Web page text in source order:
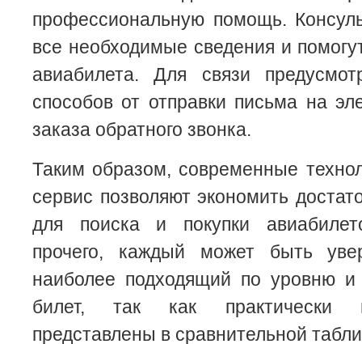
профессиональную помощь.
все необходимые сведения и
авиабилета. Для связи
способов от отправки письма на
заказа обратного звонка.
Таким образом, современные
сервис позволяют экономить
для поиска и покупки
прочего, каждый может быть
наиболее подходящий по уровню и
билет, так как практически
представлены в сравнительной